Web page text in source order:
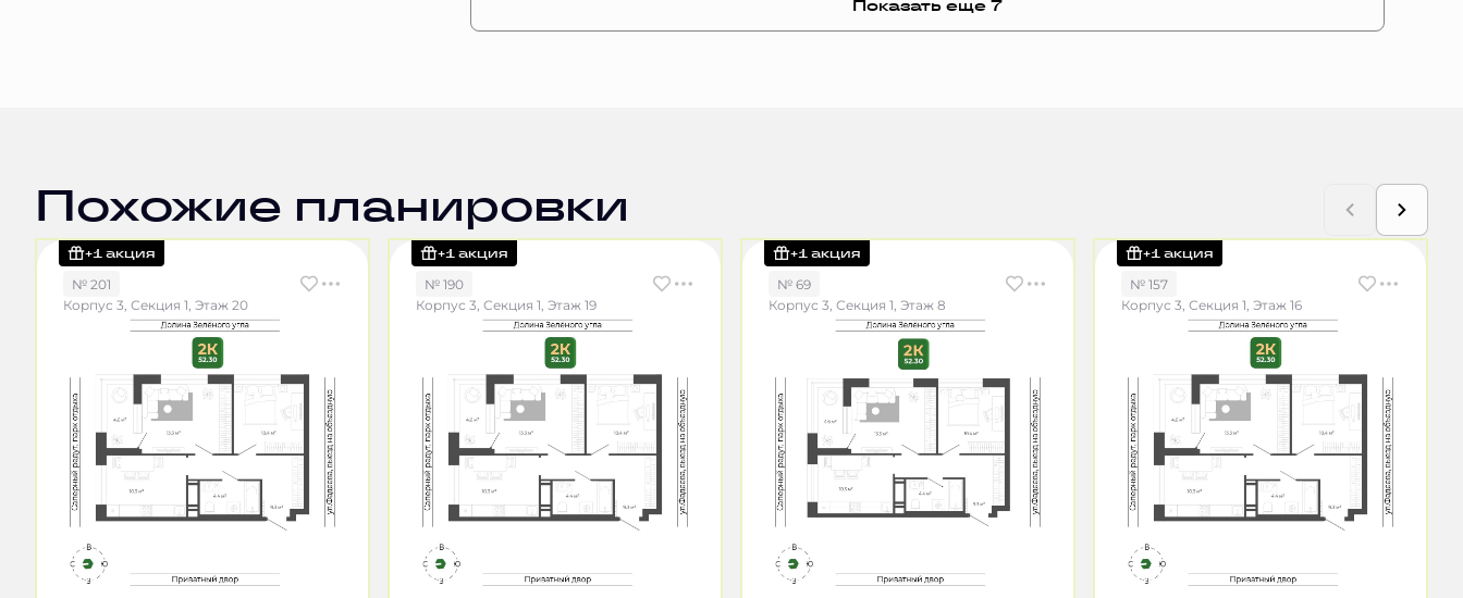
Показать еще 7
Похожие планировки
+1 акция
№ 201
Корпус 3, Секция 1, Этаж 20
+1 акция
№ 190
Корпус 3, Секция 1, Этаж 19
+1 акция
№ 69
Корпус 3, Секция 1, Этаж 8
+1 акция
№ 157
Корпус 3, Секция 1, Этаж 16